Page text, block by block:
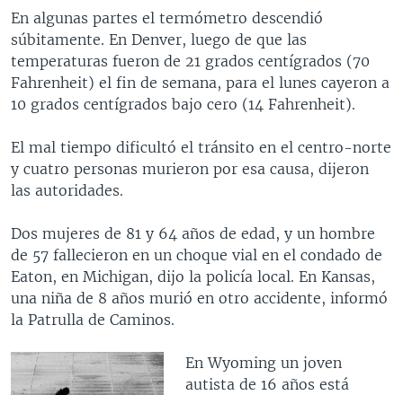
En algunas partes el termómetro descendió
súbitamente. En Denver, luego de que las
temperaturas fueron de 21 grados centígrados (70
Fahrenheit) el fin de semana, para el lunes cayeron a
10 grados centígrados bajo cero (14 Fahrenheit).
El mal tiempo dificultó el tránsito en el centro-norte
y cuatro personas murieron por esa causa, dijeron
las autoridades.
Dos mujeres de 81 y 64 años de edad, y un hombre
de 57 fallecieron en un choque vial en el condado de
Eaton, en Michigan, dijo la policía local. En Kansas,
una niña de 8 años murió en otro accidente, informó
la Patrulla de Caminos.
En Wyoming un joven
autista de 16 años está